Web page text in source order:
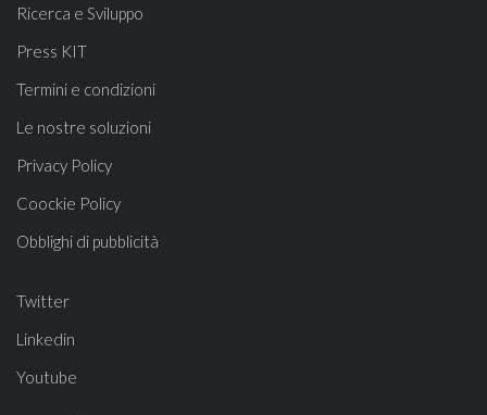
Ricerca e Sviluppo
Press KIT
Termini e condizioni
Le nostre soluzioni
Privacy Policy
Coockie Policy
Obblighi di pubblicità
Twitter
Linkedin
Youtube